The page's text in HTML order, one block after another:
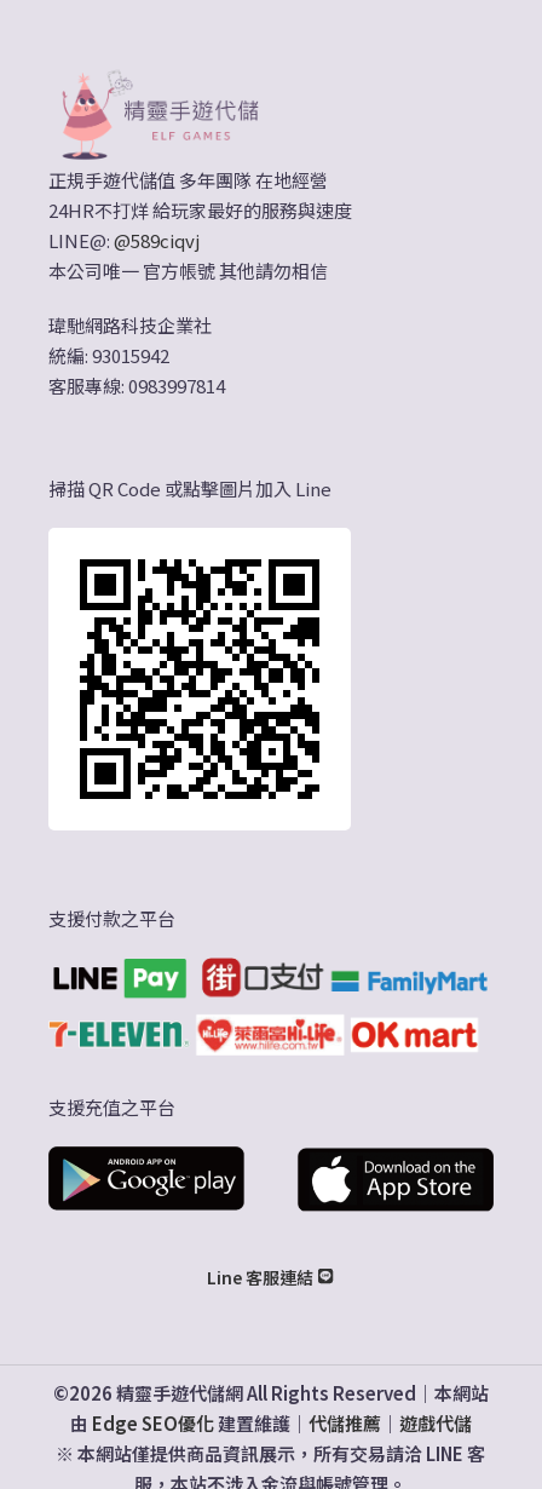
正規手遊代儲值 多年團隊 在地經營
24HR不打烊 給玩家最好的服務與速度
LINE@:@589ciqvj
本公司唯一 官方帳號 其他請勿相信
瑋馳網路科技企業社
統編: 93015942
客服專線: 0983997814
掃描 QR Code 或點擊圖片加入 Line
支援付款之平台
支援充值之平台
Line 客服連結
©2026 精靈手遊代儲網 All Rights Reserved｜本網站
由 Edge SEO優化建置維護｜ 代儲推薦｜ 遊戲代儲
※ 本網站僅提供商品資訊展示，所有交易請洽 LINE 客
服，本站不涉入金流與帳號管理。